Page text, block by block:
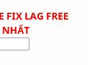
LAG FREE